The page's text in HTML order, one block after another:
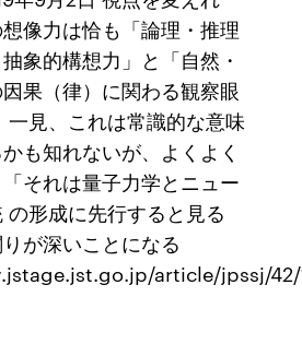
像力は恰も「論理・推理
象的構想力」と「自然・
果（律）に関わる観察眼
一見、これは常識的な意味
も知れないが、よくよく
それは量子力学とニュー
の形成に先行すると見る
りが深いことになる
article/jpssj/42/